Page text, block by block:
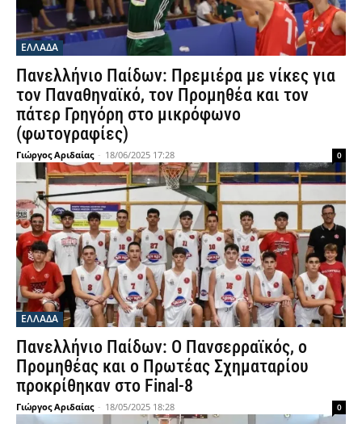
ΕΛΛΑΔΑ
Πανελλήνιο Παίδων: Πρεμιέρα με νίκες για
τον Παναθηναϊκό, τον Προμηθέα και τον
πάτερ Γρηγόρη στο μικρόφωνο
(φωτογραφίες)
Γιώργος Αριδαίας - 18/06/2025 17:28 0
ΕΛΛΑΔΑ
Πανελλήνιο Παίδων: Ο Πανσερραϊκός, ο
Προμηθέας και ο Πρωτέας Σχηματαρίου
προκρίθηκαν στο Final-8
Γιώργος Αριδαίας - 18/05/2025 18:28 0